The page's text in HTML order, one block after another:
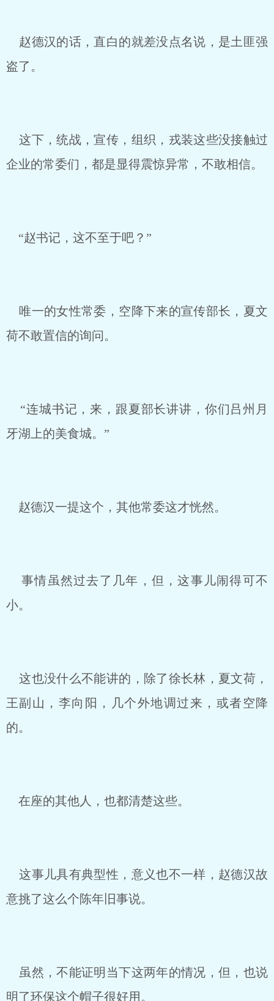
赵德汉的话，直白的就差没点名说，是土匪强
盗了。
这下，统战，宣传，组织，戎装这些没接触过
企业的常委们，都是显得震惊异常，不敢相信。
“赵书记，这不至于吧？”
唯一的女性常委，空降下来的宣传部长，夏文
荷不敢置信的询问。
“连城书记，来，跟夏部长讲讲，你们吕州月
牙湖上的美食城。”
赵德汉一提这个，其他常委这才恍然。
事情虽然过去了几年，但，这事儿闹得可不
小。
这也没什么不能讲的，除了徐长林，夏文荷，
王副山，李向阳，几个外地调过来，或者空降
的。
在座的其他人，也都清楚这些。
这事儿具有典型性，意义也不一样，赵德汉故
意挑了这么个陈年旧事说。
虽然，不能证明当下这两年的情况，但，也说
明了环保这个帽子很好用。